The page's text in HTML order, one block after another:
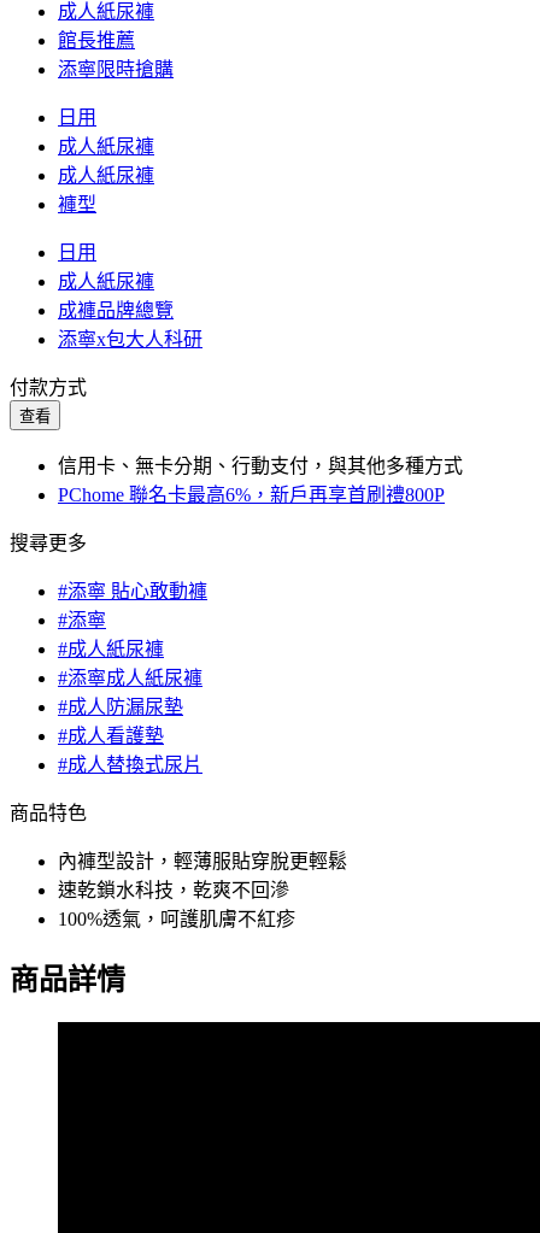
成人紙尿褲
館長推薦
添寧限時搶購
日用
成人紙尿褲
成人紙尿褲
褲型
日用
成人紙尿褲
成褲品牌總覽
添寧x包大人科研
付款方式
查看
信用卡、無卡分期、行動支付，與其他多種方式
PChome 聯名卡最高6%，新戶再享首刷禮800P
搜尋更多
#添寧 貼心敢動褲
#添寧
#成人紙尿褲
#添寧成人紙尿褲
#成人防漏尿墊
#成人看護墊
#成人替換式尿片
商品特色
內褲型設計，輕薄服貼穿脫更輕鬆
速乾鎖水科技，乾爽不回滲
100%透氣，呵護肌膚不紅疹
商品詳情